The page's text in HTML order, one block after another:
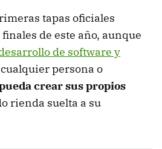
tapas oficiales
de este año, aunque
de software y
persona o
crear sus propios
rienda suelta a su